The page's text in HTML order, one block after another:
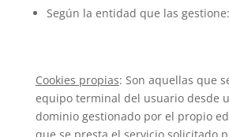
Según la entidad que las gestione:
Cookies propias: Son aquellas que
equipo terminal del usuario desde
dominio gestionado por el propio